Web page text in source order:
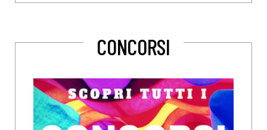
CONCORSI